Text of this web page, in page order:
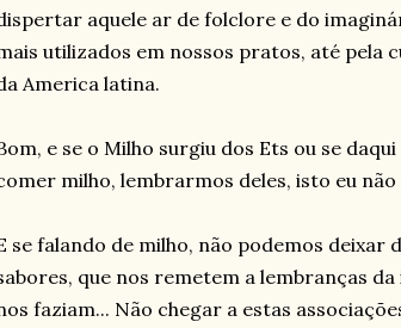
aquele ar de folclore e do
utilizados em nossos pratos, até pela
America latina.
e se o Milho surgiu dos Ets ou se
milho, lembrarmos deles, isto eu não
se falando de milho, não podemos deixar
que nos remetem a lembranças
faziam... Não chegar a estas